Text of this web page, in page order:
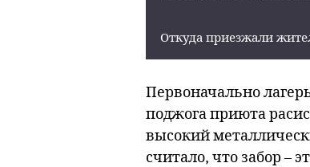
Откуда приезжали
Первоначально
поджога приюта
высокий
считало, что забор –